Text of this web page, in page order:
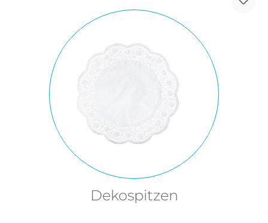
Dekospitzen